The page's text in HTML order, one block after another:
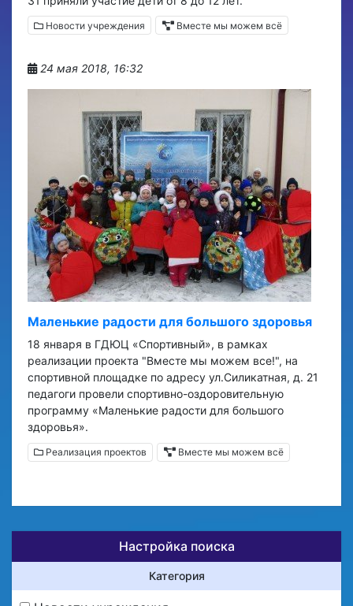
Новости учреждения Вместе мы можем всё
24 мая 2018, 16:32
Маленькие радости для большого здоровья
18 января в ГДЮЦ «Спортивный», в рамках
реализации проекта "Вместе мы можем все!", на
спортивной площадке по адресу ул.Силикатная, д. 21
педагоги провели спортивно-оздоровительную
программу «Маленькие радости для большого
здоровья».
Реализация проектов Вместе мы можем всё
Настройка поиска
Категория